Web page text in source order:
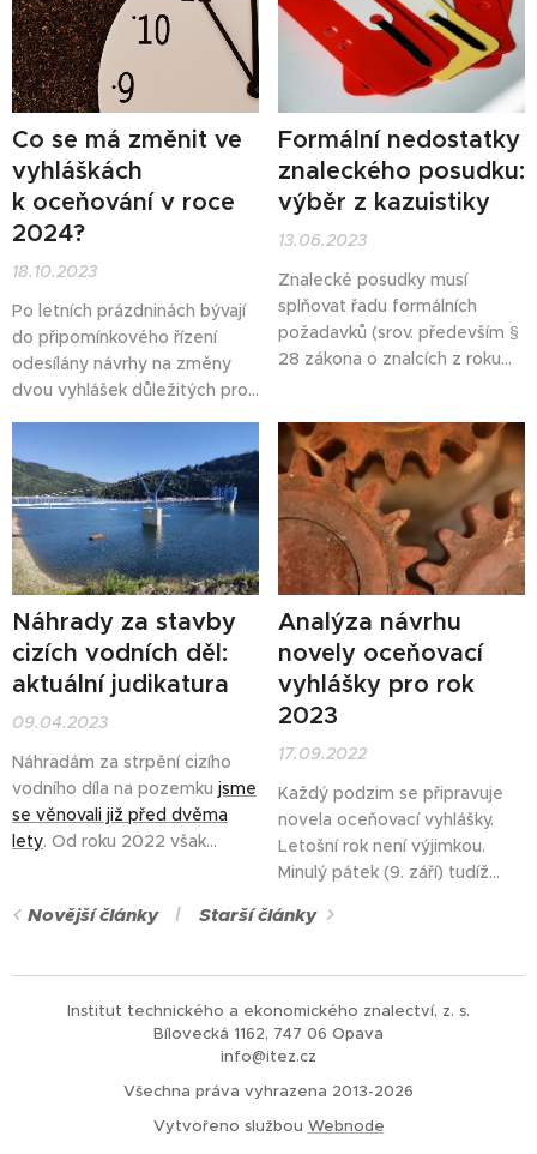
podle ministerstva
"odstranění hlavních
aplikačních problémů
koncepčně nové znalecké
právní úpravy účinné" a
"změny vedoucí k obnovení
fungování činnosti znalců."
Jaké...
Ty okomentujeme podrobněji.
Co se má změnit ve
vyhláškách
k oceňování v roce
2024?
18.10.2023
Po letních prázdninách bývají
do připomínkového řízení
odesílány návrhy na změny
dvou vyhlášek důležitých pro
jsou navrhovány drobné
změny vyhláškyč. 298/2014
Sb., o stanovení seznamu
katastrálních území s
přiřazenými průměrnými
základními cenami
zemědělských pozemkůa
oceňovací vyhlášky č....
Formální nedostatky
znaleckého posudku:
výběr z kazuistiky
13.06.2023
Znalecké posudky musí
splňovat řadu formálních
požadavků (srov. především §
28 zákona o znalcích z roku
článku vybíráme závěry z
novějších i starších rozsudků, v
nichž se soudy zabývaly tím,
zda lze posudek s vadami
použít při rozhodování.
Náhrady za stavby
cizích vodních děl:
aktuální judikatura
09.04.2023
Náhradám za strpění cizího
vodního díla na pozemku jsme
se věnovali již před dvěma
lety. Od roku 2022 však
vodního zákona č. 254/2001
Ústavní soudv dalších 6
správní soudy
toto ustanovení zmínily v 5
Analýza návrhu
novely oceňovací
vyhlášky pro rok
2023
17.09.2022
Každý podzim se připravuje
novela oceňovací vyhlášky.
Letošní rok není výjimkou.
Minulý pátek (9. září) tudíž
do mezirezortního
novely vyhlášky č. 441/2013
Sb.
Novější články Starší články
Institut technického a ekonomického znalectví, z. s.
Bílovecká 1162, 747 06 Opava
info@itez.cz
Všechna práva vyhrazena 2013-2026
Vytvořeno službou Webnode